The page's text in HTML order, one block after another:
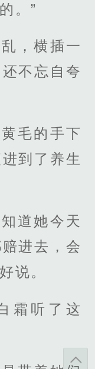
。”
，横插一
不忘自夸
毛的手下
到了养生
道她今天
进去，会
说。
霜听了这